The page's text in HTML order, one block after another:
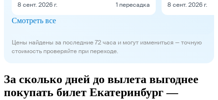
8 сент. 2026 г. 1 пересадка 8 сент. 2026 г.
Смотреть все
Цены найдены за последние 72 часа и могут измениться — точную
стоимость проверяйте при переходе.
За сколько дней до вылета выгоднее
покупать билет Екатеринбург —